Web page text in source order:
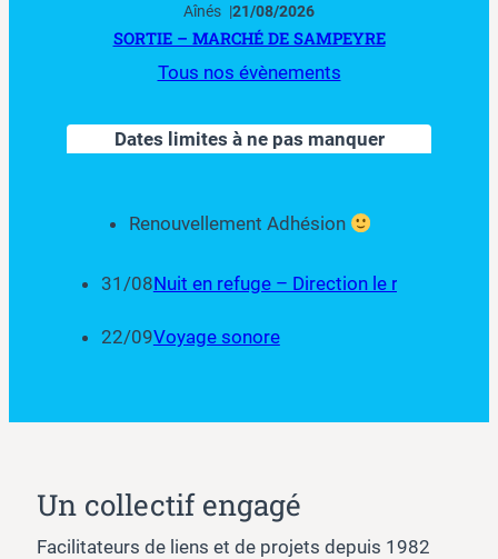
Aînés |21/08/2026
SORTIE – MARCHÉ DE SAMPEYRE
Tous nos évènements
Dates limites à ne pas manquer
Renouvellement Adhésion
31/08Nuit en refuge – Direction le refuge du
22/09Voyage sonore
Un collectif engagé
Facilitateurs de liens et de projets depuis 1982